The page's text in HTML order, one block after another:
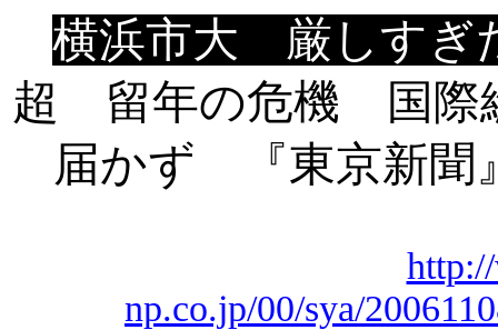
横浜市大 厳しすぎ
超 留年の危機 国際
届かず 『東京新聞
np.co.jp/00/sya/